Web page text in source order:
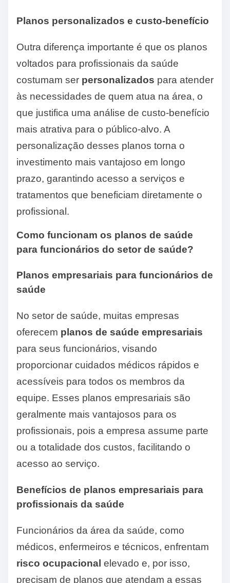
Planos personalizados e custo-benefício
Outra diferença importante é que os planos
voltados para profissionais da saúde
costumam ser personalizados para atender
às necessidades de quem atua na área, o
que justifica uma análise de custo-benefício
mais atrativa para o público-alvo. A
personalização desses planos torna o
investimento mais vantajoso em longo
prazo, garantindo acesso a serviços e
tratamentos que beneficiam diretamente o
profissional.
Como funcionam os planos de saúde
para funcionários do setor de saúde?
Planos empresariais para funcionários de
saúde
No setor de saúde, muitas empresas
oferecem planos de saúde empresariais
para seus funcionários, visando
proporcionar cuidados médicos rápidos e
acessíveis para todos os membros da
equipe. Esses planos empresariais são
geralmente mais vantajosos para os
profissionais, pois a empresa assume parte
ou a totalidade dos custos, facilitando o
acesso ao serviço.
Benefícios de planos empresariais para
profissionais da saúde
Funcionários da área da saúde, como
médicos, enfermeiros e técnicos, enfrentam
risco ocupacional elevado e, por isso,
precisam de planos que atendam a essas